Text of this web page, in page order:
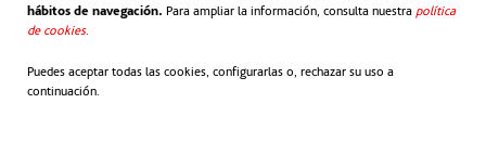
hábitos de navegación. Para ampliar la información, consulta nuestra política
de cookiesse abre en una pestaña nueva
.
Puedes aceptar todas las cookies, configurarlas o, rechazar su uso a
continuación.